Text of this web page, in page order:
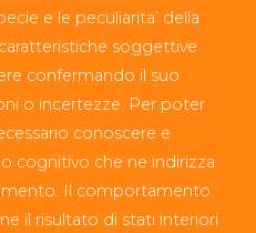
e le peculiarita’ della
soggettive
confermando il suo
o incertezze. Per poter
conoscere e
cognitivo che ne indirizza
Il comportamento
il risultato di stati interiori